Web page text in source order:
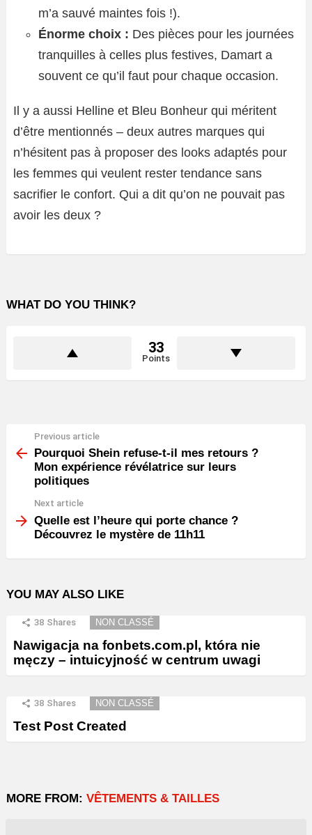
m’a sauvé maintes fois !).
Énorme choix : Des pièces pour les journées
tranquilles à celles plus festives, Damart a
souvent ce qu’il faut pour chaque occasion.
Il y a aussi Helline et Bleu Bonheur qui méritent
d’être mentionnés – deux autres marques qui
n’hésitent pas à proposer des looks adaptés pour
les femmes qui veulent rester tendance sans
sacrifier le confort. Qui a dit qu’on ne pouvait pas
avoir les deux ?
WHAT DO YOU THINK?
33
Points
more
Previous article
Pourquoi Shein refuse-t-il mes retours ?
Mon expérience révélatrice sur leurs
politiques
Next article
Quelle est l’heure qui porte chance ?
Découvrez le mystère de 11h11
YOU MAY ALSO LIKE
38 Shares NON CLASSÉ
Nawigacja na fonbets.com.pl, która nie
męczy – intuicyjność w centrum uwagi
38 Shares NON CLASSÉ
Test Post Created
MORE FROM: VÊTEMENTS & TAILLES